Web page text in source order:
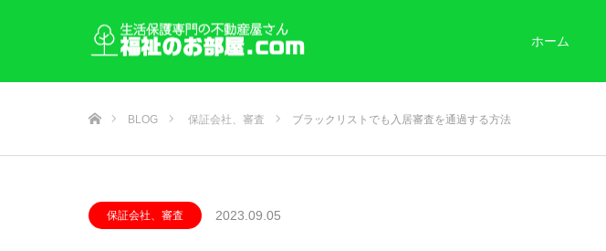
ホーム
BLOG 保証会社、審査 ブラックリストでも入居審査を通過する方法
保証会社、審査 2023.09.05